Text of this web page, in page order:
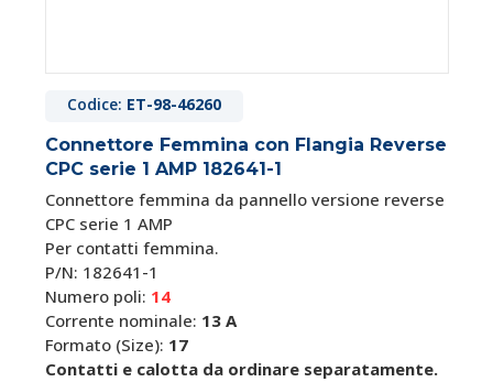
Codice: ET-98-46260
Connettore Femmina con Flangia Reverse
CPC serie 1 AMP 182641-1
Connettore femmina da pannello versione reverse
CPC serie 1 AMP
Per contatti femmina.
P/N: 182641-1
Numero poli: 14
Corrente nominale: 13 A
Formato (Size): 17
Contatti e calotta da ordinare separatamente.